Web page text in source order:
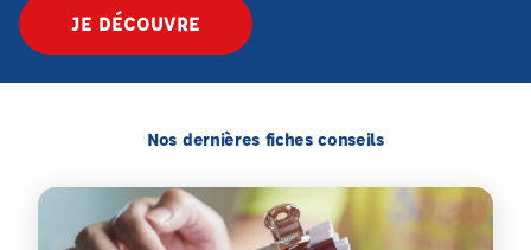
JE DÉCOUVRE
Nos dernières fiches conseils